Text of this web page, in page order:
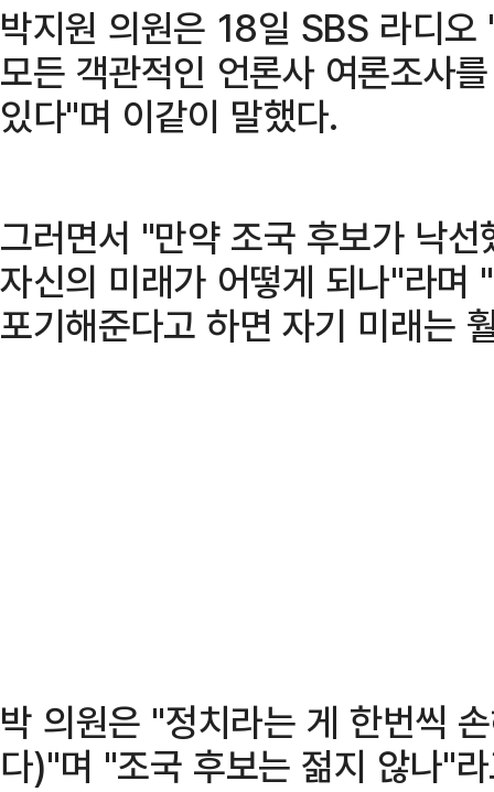
박지원 의원은 18일 SBS 라디
모든 객관적인 언론사 여론조사
있다"며 이같이 말했다.
그러면서 "만약 조국 후보가 낙
자신의 미래가 어떻게 되나"라며
포기해준다고 하면 자기 미래는
박 의원은 "정치라는 게 한번씩
다)"며 "조국 후보는 젊지 않나"